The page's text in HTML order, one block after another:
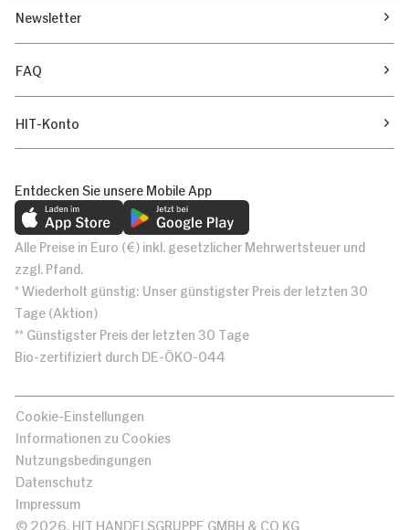
Newsletter
FAQ
HIT-Konto
Entdecken Sie unsere Mobile App
Alle Preise in Euro (€) inkl. gesetzlicher Mehrwertsteuer und
zzgl. Pfand.
* Wiederholt günstig: Unser günstigster Preis der letzten 30
Tage (Aktion)
** Günstigster Preis der letzten 30 Tage
Bio-zertifiziert durch DE-ÖKO-044
Cookie-Einstellungen
Informationen zu Cookies
Nutzungsbedingungen
Datenschutz
Impressum
© 2026, HIT HANDELSGRUPPE GMBH & CO KG